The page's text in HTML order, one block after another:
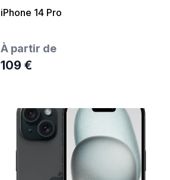
iPhone 14 Pro
À partir de
109 €